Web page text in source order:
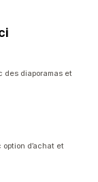
des diaporamas et
d’achat et